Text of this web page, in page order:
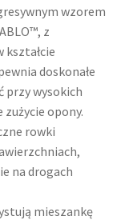
wzorem
z
doskonałe
przy wysokich
opony.
rowki
na drogach
mieszankę